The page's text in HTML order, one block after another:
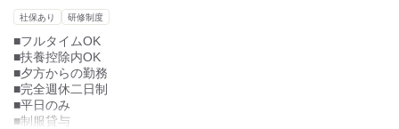
※定年制あり(一律65歳)
※再雇用あり(70歳まで)
社保あり 研修制度
■フルタイムOK
■扶養控除内OK
■夕方からの勤務
■完全週休二日制
■平日のみ
■制服貸与